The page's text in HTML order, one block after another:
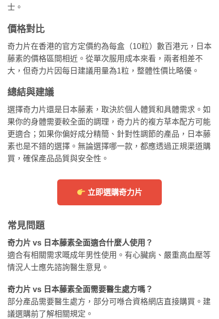
士。
價格對比
奇力片在香港的官方定價約為每盒（10粒）數百港元，日本
藤素的價格區間相近。從單次服用成本來看，兩者相差不
大，但奇力片因每日建議用量為1粒，整體性價比略優。
總結與建議
選擇奇力片還是日本藤素，取決於個人體質和具體需求。如
果你的身體需要較全面的調理，奇力片的複方草本配方可能
更適合；如果你偏好成分精簡、針對性調節的產品，日本藤
素也是不錯的選擇。無論選擇哪一款，都應透過正規渠道購
買，確保產品品質與安全性。
立即選購奇力片
常見問題
奇力片 vs 日本藤素全面適合什麼人使用？
適合有相關需求嘅成年男性使用。有心臟病、嚴重高血壓等
情況人士應先諮詢醫生意見。
奇力片 vs 日本藤素全面需要醫生處方嗎？
部分產品需要醫生處方，部分可喺合資格網店直接購買。建
議選購前了解相關規定。